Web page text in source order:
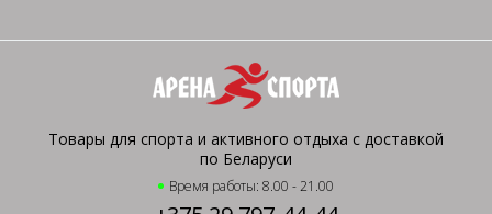
Товары для спорта и активного отдыха с доставкой
по Беларуси
Время работы: 8.00 - 21.00